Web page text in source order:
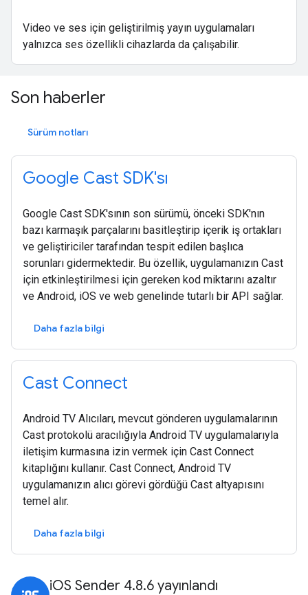
Video ve ses için geliştirilmiş yayın uygulamaları
yalnızca ses özellikli cihazlarda da çalışabilir.
Son haberler
Sürüm notları
Google Cast SDK'sı
Google Cast SDK'sının son sürümü, önceki SDK'nın
bazı karmaşık parçalarını basitleştirip içerik iş ortakları
ve geliştiriciler tarafından tespit edilen başlıca
sorunları gidermektedir. Bu özellik, uygulamanızın Cast
için etkinleştirilmesi için gereken kod miktarını azaltır
ve Android, iOS ve web genelinde tutarlı bir API sağlar.
Daha fazla bilgi
Cast Connect
Android TV Alıcıları, mevcut gönderen uygulamalarının
Cast protokolü aracılığıyla Android TV uygulamalarıyla
iletişim kurmasına izin vermek için Cast Connect
kitaplığını kullanır. Cast Connect, Android TV
uygulamanızın alıcı görevi gördüğü Cast altyapısını
temel alır.
Daha fazla bilgi
iOS Sender 4.8.6 yayınlandı